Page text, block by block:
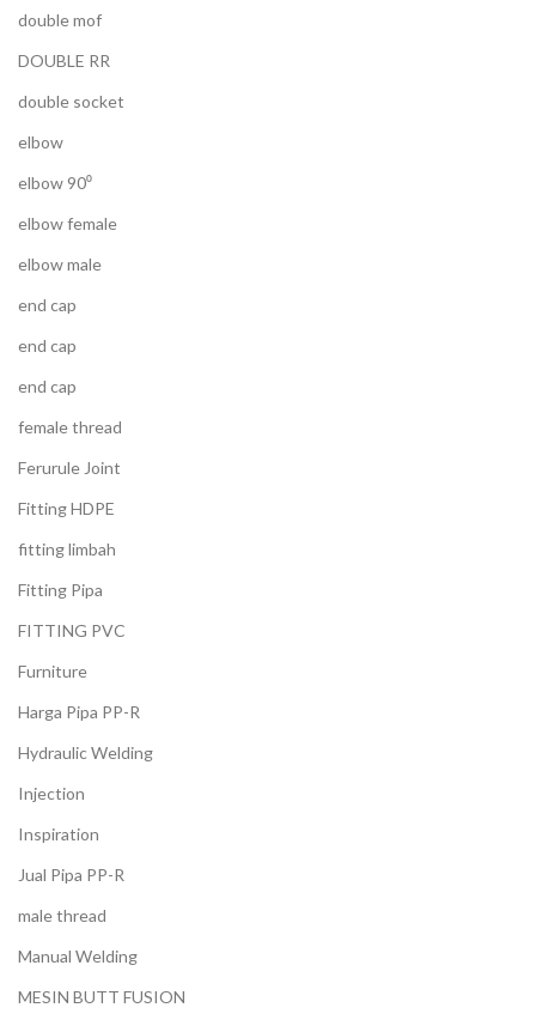
double mof
DOUBLE RR
double socket
elbow
elbow 90⁰
elbow female
elbow male
end cap
end cap
end cap
female thread
Ferurule Joint
Fitting HDPE
fitting limbah
Fitting Pipa
FITTING PVC
Furniture
Harga Pipa PP-R
Hydraulic Welding
Injection
Inspiration
Jual Pipa PP-R
male thread
Manual Welding
MESIN BUTT FUSION